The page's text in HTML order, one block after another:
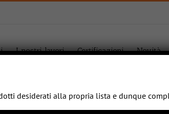
I nostri lavori Certificazioni Novità
desiderati alla propria lista e dunque